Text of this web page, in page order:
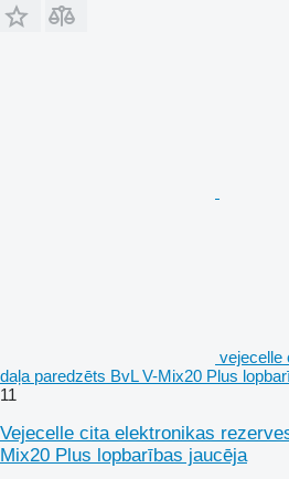
vejecelle
daļa paredzēts BvL V-Mix20 Plus
11
Vejecelle cita elektronikas
Mix20 Plus lopbarības jaucēja